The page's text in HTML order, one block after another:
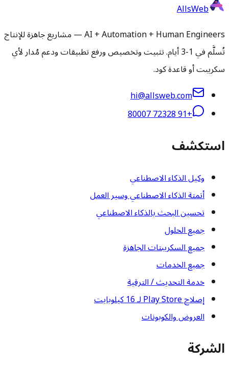
AllsWeb
AI + Automation + Human Engineers — مشاريع جاهزة للإنتاج
تُسلَّم في 1-3 أيام. تثبيت وتخصيص ورفع تطبيقات ودعم مُدار لأي
سكريبت أو قاعدة كود.
hi@allsweb.com
+91 72328 80007
استكشف
وكيل الذكاء الاصطناعي
أتمتة الذكاء الاصطناعي وسير العمل
تحسين البحث بالذكاء الاصطناعي
جميع الحلول
جميع السكريبتات الجاهزة
جميع الخدمات
خدمة التحديث / الترقية
إصلاح Play Store لـ 16 كيلوبايت
العروض والكوبونات
الشركة